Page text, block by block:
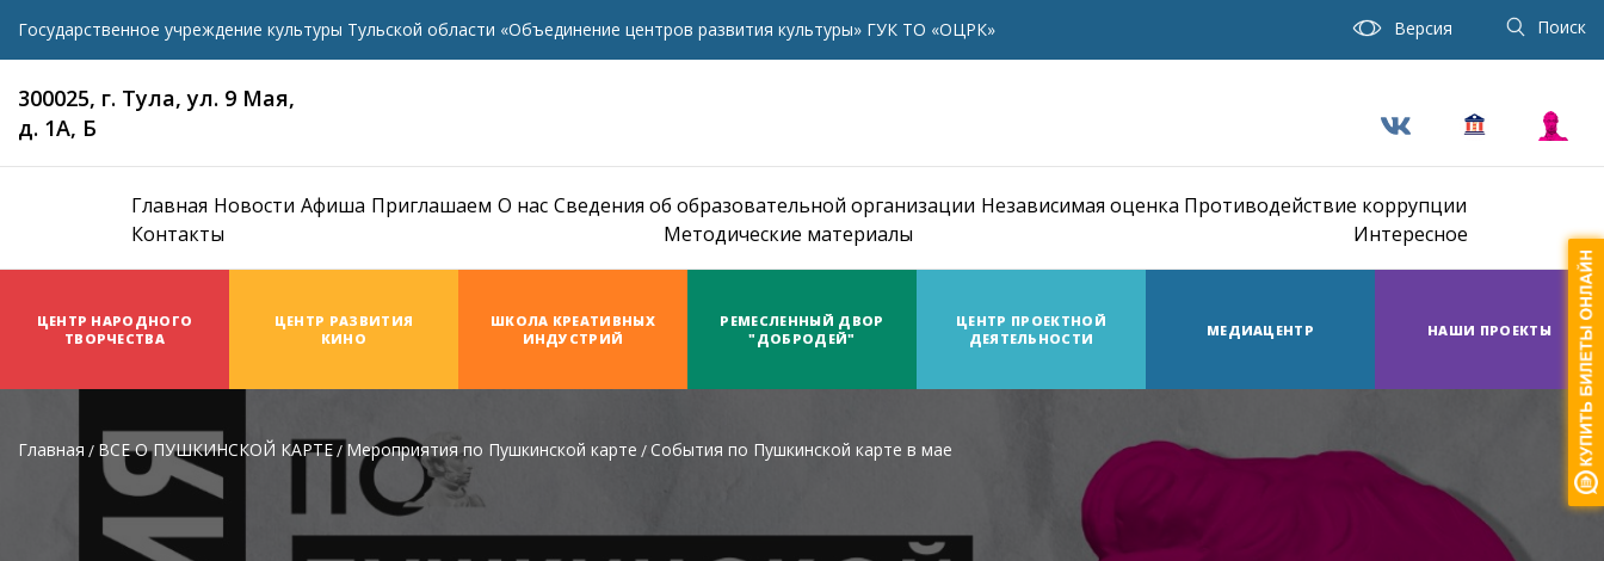
Государственное учреждение культуры Тульской области «Объединение центров развития культуры» ГУК ТО «ОЦРК» Версия Поиск
300025, г. Тула, ул. 9 Мая,
д. 1А, Б
Главная Новости Афиша Приглашаем О нас Сведения об образовательной организации Независимая оценка Противодействие коррупции
Контакты
Методические материалы Интересное
ЦЕНТР НАРОДНОГО
ТВОРЧЕСТВА
ЦЕНТР РАЗВИТИЯ
КИНО
ШКОЛА КРЕАТИВНЫХ
ИНДУСТРИЙ
РЕМЕСЛЕННЫЙ ДВОР
"ДОБРОДЕЙ"
ЦЕНТР ПРОЕКТНОЙ
ДЕЯТЕЛЬНОСТИ
МЕДИАЦЕНТР НАШИ ПРОЕКТЫ
Главная ВСЕ О ПУШКИНСКОЙ КАРТЕ Мероприятия по Пушкинской карте События по Пушкинской карте в мае